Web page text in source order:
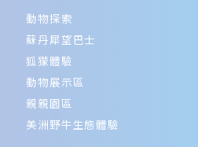
動物探索
蘇丹犀望巴士
狐獴體驗
動物展示區
親親園區
美洲野牛生態體驗